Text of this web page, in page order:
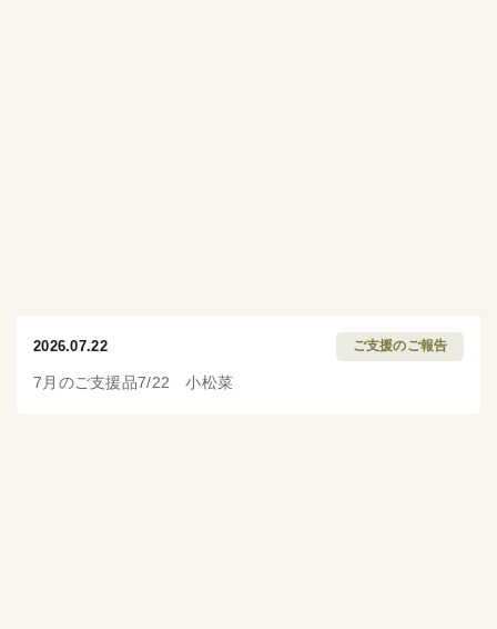
2026.07.22 ご支援のご報告
7月のご支援品7/22 小松菜